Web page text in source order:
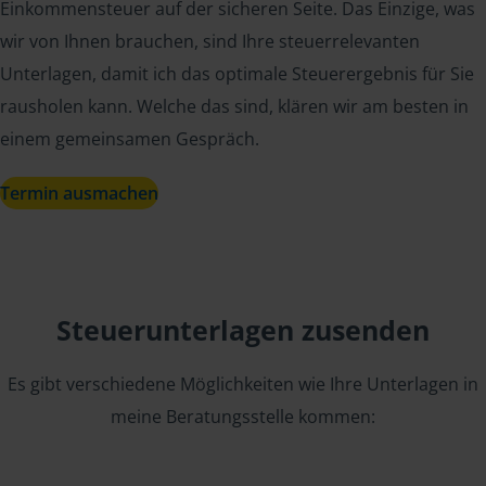
Einkommensteuer auf der sicheren Seite. Das Einzige, was
wir von Ihnen brauchen, sind Ihre steuerrelevanten
Unterlagen, damit ich das optimale Steuerergebnis für Sie
rausholen kann. Welche das sind, klären wir am besten in
einem gemeinsamen Gespräch.
Termin ausmachen
Steuerunterlagen zusenden
Es gibt verschiedene Möglichkeiten wie Ihre Unterlagen in
meine Beratungsstelle kommen: